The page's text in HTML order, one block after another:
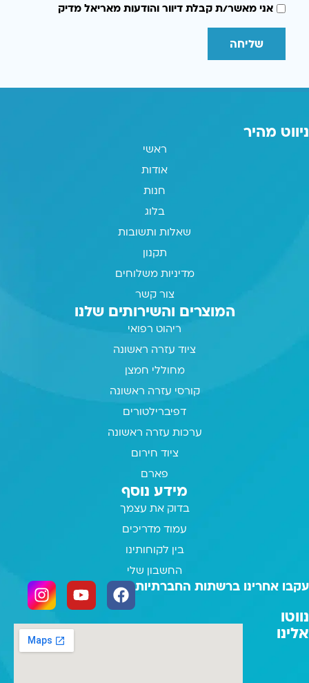
אני מאשר/ת קבלת דיוור והודעות מאריאל מדיק
שליחה
ניווט מהיר
ראשי
אודות
חנות
בלוג
שאלות ותשובות
תקנון
מדיניות משלוחים
צור קשר
המוצרים והשירותים שלנו
ריהוט רפואי
ציוד עזרה ראשונה
מחוללי חמצן
קורסי עזרה ראשונה
דפיברילטורים
ערכות עזרה ראשונה
ציוד חירום
פארם
מידע נוסף
בדוק את עצמך
עמוד מדריכים
בין לקוחותינו
החשבון שלי
עקבו אחרינו ברשתות החברתיות
נווטו
אלינו